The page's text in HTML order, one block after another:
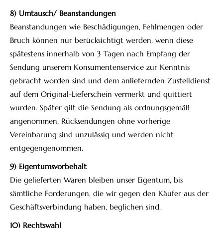
8) Umtausch/ Beanstandungen
Beanstandungen wie Beschädigungen, Fehlmengen oder
Bruch können nur berücksichtigt werden, wenn diese
spätestens innerhalb von 3 Tagen nach Empfang der
Sendung unserem Konsumentenservice zur Kenntnis
gebracht worden sind und dem anliefernden Zustelldienst
auf dem Original-Lieferschein vermerkt und quittiert
wurden. Später gilt die Sendung als ordnungsgemäß
angenommen. Rücksendungen ohne vorherige
Vereinbarung sind unzulässig und werden nicht
entgegengenommen.
9) Eigentumsvorbehalt
Die gelieferten Waren bleiben unser Eigentum, bis
sämtliche Forderungen, die wir gegen den Käufer aus der
Geschäftsverbindung haben, beglichen sind.
10) Rechtswahl